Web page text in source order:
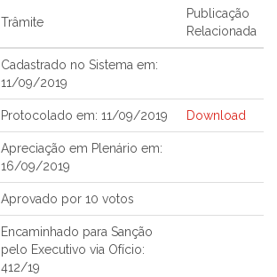
Trâmite
Publicação
Relacionada
Cadastrado no Sistema em:
11/09/2019
Protocolado em: 11/09/2019 Download
Apreciação em Plenário em:
16/09/2019
Aprovado por 10 votos
Encaminhado para Sanção
pelo Executivo via Ofício:
412/19